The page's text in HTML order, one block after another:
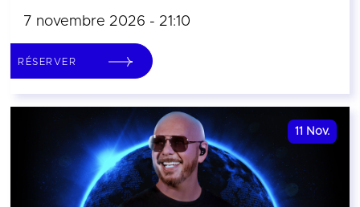
7 novembre 2026 - 21:10
RÉSERVER
11 Nov.